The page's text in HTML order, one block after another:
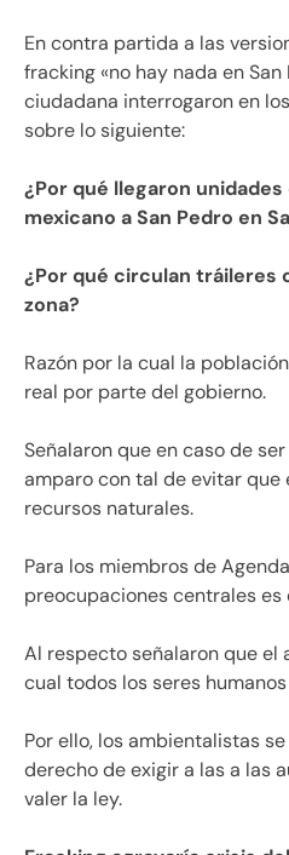
En contra partida a las
fracking «no hay nada en
ciudadana interrogaron en
sobre lo siguiente:
¿Por qué llegaron
mexicano a San Pedro en
¿Por qué circulan tráileres
zona?
Razón por la cual la
real por parte del gobierno.
Señalaron que en caso de
amparo con tal de evitar que
recursos naturales.
Para los miembros de
preocupaciones centrales es
Al respecto señalaron que el
cual todos los seres
Por ello, los ambientalistas
derecho de exigir a las a las
valer la ley.